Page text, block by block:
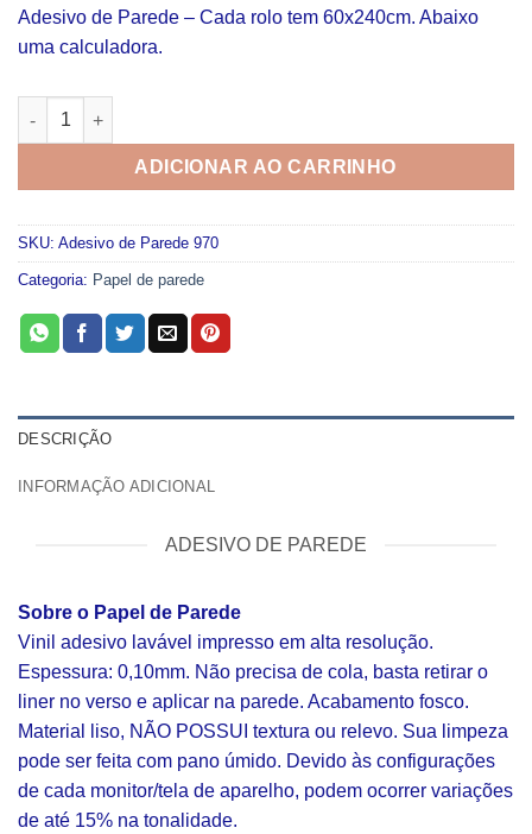
Adesivo de Parede – Cada rolo tem 60x240cm. Abaixo
uma calculadora.
Adesivo de Parede 970 quantidade
ADICIONAR AO CARRINHO
SKU: Adesivo de Parede 970
Categoria: Papel de parede
DESCRIÇÃO
INFORMAÇÃO ADICIONAL
ADESIVO DE PAREDE
Sobre o Papel de Parede
Vinil adesivo lavável impresso em alta resolução.
Espessura: 0,10mm. Não precisa de cola, basta retirar o
liner no verso e aplicar na parede. Acabamento fosco.
Material liso, NÃO POSSUI textura ou relevo. Sua limpeza
pode ser feita com pano úmido. Devido às configurações
de cada monitor/tela de aparelho, podem ocorrer variações
de até 15% na tonalidade.